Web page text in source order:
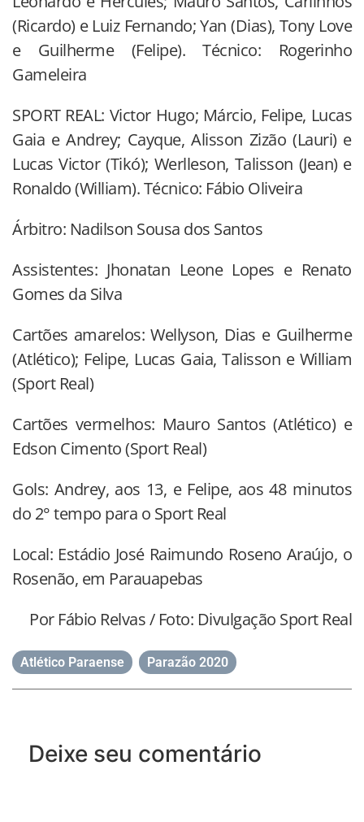
(Ricardo) e Luiz Fernando; Yan (Dias), Tony Love
e Guilherme (Felipe). Técnico: Rogerinho
Gameleira
SPORT REAL: Victor Hugo; Márcio, Felipe, Lucas
Gaia e Andrey; Cayque, Alisson Zizão (Lauri) e
Lucas Victor (Tikó); Werlleson, Talisson (Jean) e
Ronaldo (William). Técnico: Fábio Oliveira
Árbitro: Nadilson Sousa dos Santos
Assistentes: Jhonatan Leone Lopes e Renato
Gomes da Silva
Cartões amarelos: Wellyson, Dias e Guilherme
(Atlético); Felipe, Lucas Gaia, Talisson e William
(Sport Real)
Cartões vermelhos: Mauro Santos (Atlético) e
Edson Cimento (Sport Real)
Gols: Andrey, aos 13, e Felipe, aos 48 minutos
do 2° tempo para o Sport Real
Local: Estádio José Raimundo Roseno Araújo, o
Rosenão, em Parauapebas
Por Fábio Relvas / Foto: Divulgação Sport Real
Atlético Paraense Parazão 2020
Deixe seu comentário